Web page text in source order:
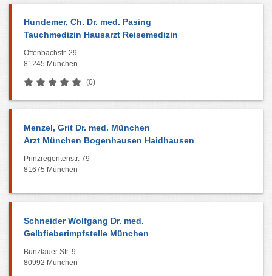
Hundemer, Ch. Dr. med. Pasing
Tauchmedizin Hausarzt Reisemedizin
Offenbachstr. 29
81245 München
(0)
Menzel, Grit Dr. med. München
Arzt München Bogenhausen Haidhausen
Prinzregentenstr. 79
81675 München
Schneider Wolfgang Dr. med.
Gelbfieberimpfstelle München
Bunzlauer Str. 9
80992 München